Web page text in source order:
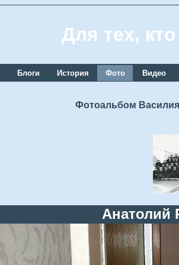
Для тех,
Блоги История Фото Видео
Фотоальбом
Анатолий